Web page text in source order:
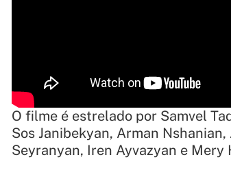
O filme é estrelado por Samvel
Sos Janibekyan, Arman
Seyranyan, Iren Ayvazyan e